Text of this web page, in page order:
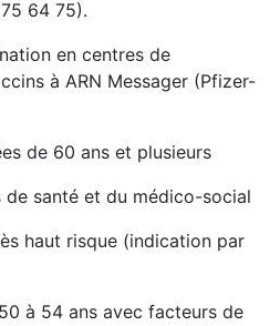
64 75).
en centres de
à ARN Messager (Pfizer-
de 60 ans et plusieurs
de santé et du médico-social
haut risque (indication par
à 54 ans avec facteurs de